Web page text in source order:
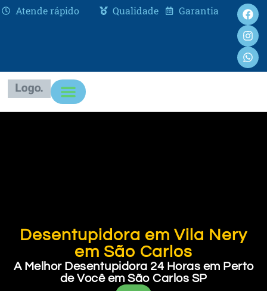
Atende rápido Qualidade Garantia
Desentupidora em Vila Nery
em São Carlos
A Melhor Desentupidora 24 Horas em Perto
de Você em São Carlos SP